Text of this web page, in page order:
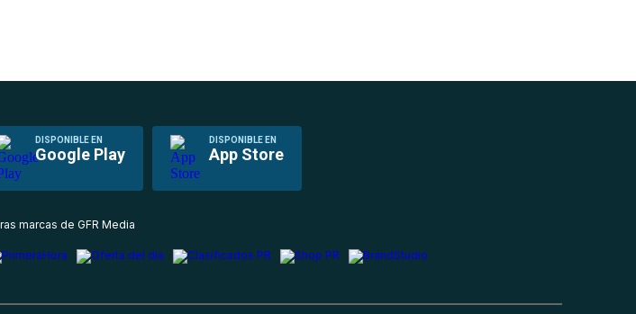
DISPONIBLE EN
Google Play
DISPONIBLE EN
App Store
marcas de GFR Media